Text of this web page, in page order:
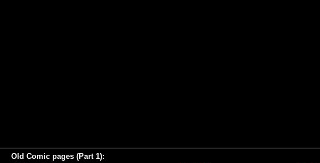
Old Comic pages (Part 1):